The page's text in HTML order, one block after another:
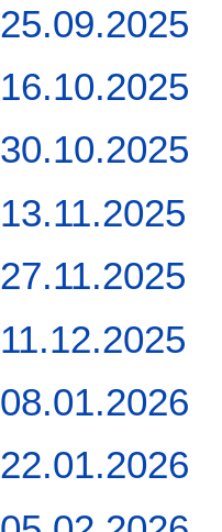
25.09.2025
16.10.2025
30.10.2025
13.11.2025
27.11.2025
11.12.2025
08.01.2026
22.01.2026